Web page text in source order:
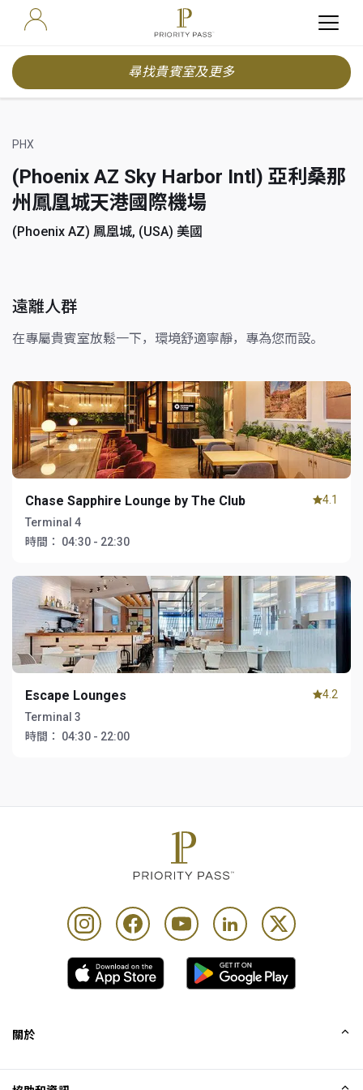
尋找貴賓室及更多
PHX
(Phoenix AZ Sky Harbor Intl) 亞利桑那
州鳳凰城天港國際機場
(Phoenix AZ) 鳳凰城, (USA) 美國
遠離人群
在專屬貴賓室放鬆一下，環境舒適寧靜，專為您而設。
Chase Sapphire Lounge by The Club
Terminal 4
時間：
04:30 - 22:30
4.1
Escape Lounges
Terminal 3
時間：
04:30 - 22:00
4.2
關於